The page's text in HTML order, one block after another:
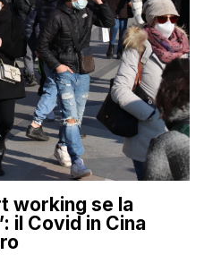
working se la
il Covid in Cina